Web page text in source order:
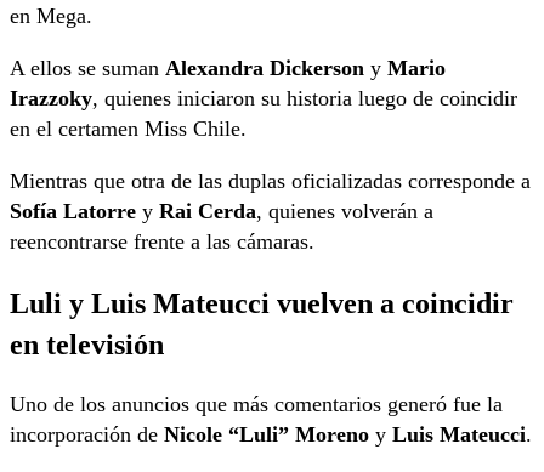
en Mega.
A ellos se suman Alexandra Dickerson y Mario
Irazzoky, quienes iniciaron su historia luego de coincidir
en el certamen Miss Chile.
Mientras que otra de las duplas oficializadas corresponde a
Sofía Latorre y Rai Cerda, quienes volverán a
reencontrarse frente a las cámaras.
Luli y Luis Mateucci vuelven a coincidir
en televisión
Uno de los anuncios que más comentarios generó fue la
incorporación de Nicole “Luli” Moreno y Luis Mateucci.